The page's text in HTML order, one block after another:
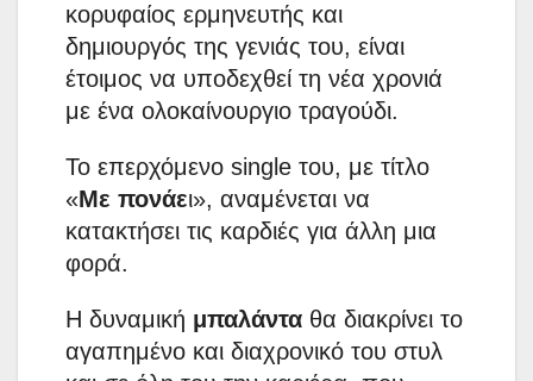
κορυφαίος ερμηνευτής και
δημιουργός της γενιάς του, είναι
έτοιμος να υποδεχθεί τη νέα χρονιά
με ένα ολοκαίνουργιο τραγούδι.
Το επερχόμενο single του, με τίτλο
«Με πονάει», αναμένεται να
κατακτήσει τις καρδιές για άλλη μια
φορά.
Η δυναμική μπαλάντα θα διακρίνει το
αγαπημένο και διαχρονικό του στυλ